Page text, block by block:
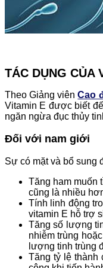
TÁC DỤNG CỦA
Theo Giảng viênCao
Vitamin E được biết
ngăn ngừa đục thủy
Đối với nam giới
Sự có mặt và bổ sung
Tăng ham muốn
cũng là nhiều
Tính linh động
vitamin E hỗ trợ
Tăng số lượng
nhiễm trùng
lượng tinh trùng
Tăng tỷ lệ thành